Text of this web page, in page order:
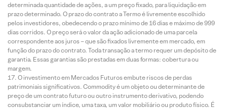
determinada quantidade de ações, a um preço fixado, para liquidação em
prazo determinado. O prazo do contrato a Termo é livremente escolhido
pelos investidores, obedecendo o prazo mínimo de 16 dias e máximo de 999
dias corridos. O preço será o valor da ação adicionado de uma parcela
correspondente aos juros – que são fixados livremente em mercado, em
função do prazo do contrato. Toda transação a termo requer um depósito de
garantia. Essas garantias são prestadas em duas formas: cobertura ou
margem.
O investimento em Mercados Futuros embute riscos de perdas
patrimoniais significativos. Commodity é um objeto ou determinante de
preço de um contrato futuro ou outro instrumento derivativo, podendo
consubstanciar um índice, uma taxa, um valor mobiliário ou produto físico. É